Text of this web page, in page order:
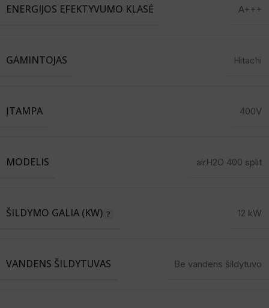
ENERGIJOS EFEKTYVUMO KLASĖ A+++
GAMINTOJAS Hitachi
ĮTAMPA 400V
MODELIS airH2O 400 split
ŠILDYMO GALIA (KW) 12 kW
VANDENS ŠILDYTUVAS Be vandens šildytuvo